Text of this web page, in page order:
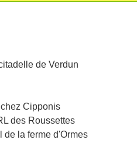
de Verdun
Cipponis
des Roussettes
de la ferme d'Ormes